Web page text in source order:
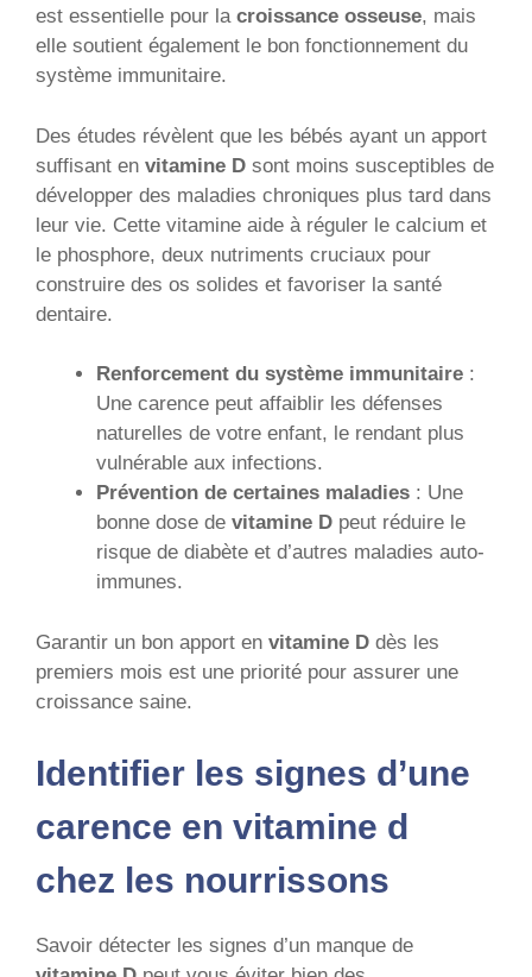
est essentielle pour la croissance osseuse, mais
elle soutient également le bon fonctionnement du
système immunitaire.
Des études révèlent que les bébés ayant un apport
suffisant en vitamine D sont moins susceptibles de
développer des maladies chroniques plus tard dans
leur vie. Cette vitamine aide à réguler le calcium et
le phosphore, deux nutriments cruciaux pour
construire des os solides et favoriser la santé
dentaire.
Renforcement du système immunitaire :
Une carence peut affaiblir les défenses
naturelles de votre enfant, le rendant plus
vulnérable aux infections.
Prévention de certaines maladies : Une
bonne dose de vitamine D peut réduire le
risque de diabète et d’autres maladies auto-
immunes.
Garantir un bon apport en vitamine D dès les
premiers mois est une priorité pour assurer une
croissance saine.
Identifier les signes d’une
carence en vitamine d
chez les nourrissons
Savoir détecter les signes d’un manque de